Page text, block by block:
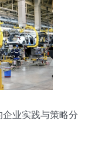
业实践与策略分